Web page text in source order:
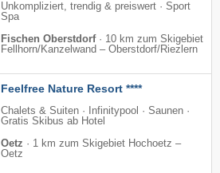
Unkompliziert, trendig & preiswert · Sport
Spa
Fischen Oberstdorf· 10 km zum Skigebiet
Fellhorn/​Kanzelwand – Oberstdorf/​Riezlern
Feelfree Nature Resort ****
Chalets & Suiten · Infinitypool · Saunen ·
Gratis Skibus ab Hotel
Oetz · 1 km zum Skigebiet Hochoetz –
Oetz